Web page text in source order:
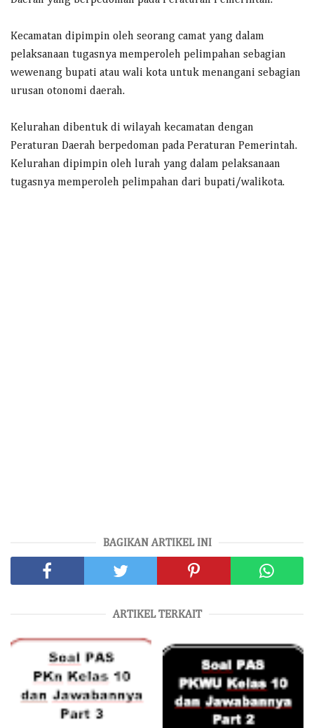
Kecamatan dipimpin oleh seorang camat yang dalam
pelaksanaan tugasnya memperoleh pelimpahan sebagian
wewenang bupati atau wali kota untuk menangani sebagian
urusan otonomi daerah.
Kelurahan dibentuk di wilayah kecamatan dengan
Peraturan Daerah berpedoman pada Peraturan Pemerintah.
Kelurahan dipimpin oleh lurah yang dalam pelaksanaan
tugasnya memperoleh pelimpahan dari bupati/walikota.
BAGIKAN ARTIKEL INI
ARTIKEL TERKAIT